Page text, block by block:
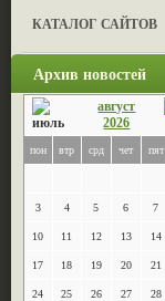
КАТАЛОГ САЙТОВ
Архив новостей
август
2026
пон втр срд чет пят
3 4 5 6 7
10 11 12 13 14
17 18 19 20 21
24 25 26 27 28